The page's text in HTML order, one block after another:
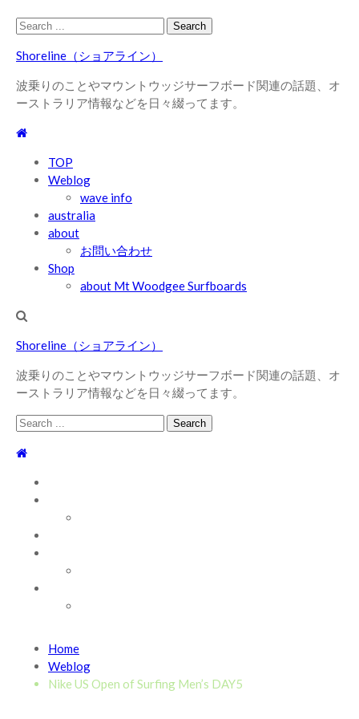
Skip
navigation
Skip
content
Search
Shoreline（ショアライン）
波乗りのことやマウントウッジサーフボード関連の話題、オ
ーストラリア情報などを日々綴ってます。
TOP
Weblog
wave info
australia
about
お問い合わせ
Shop
about Mt Woodgee Surfboards
Shoreline（ショアライン）
波乗りのことやマウントウッジサーフボード関連の話題、オ
ーストラリア情報などを日々綴ってます。
Search
2026/7/28 御前崎方面 よれ入ったダンパー多め
年7月28日
Home
Weblog
Nike US Open of Surfing Men’s DAY5